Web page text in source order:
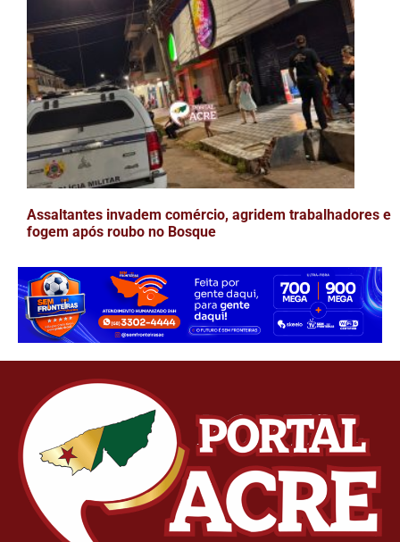
Assaltantes invadem comércio, agridem trabalhadores e
fogem após roubo no Bosque